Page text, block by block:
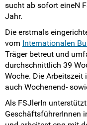
Sommercamps
Landesarbeitskreise
SV-Arbeit vor Ort
Du hast Recht(e)
Weitersurfen
sucht ab sofort eineN
Jahr.
Die erstmals
vom Internationalen
Träger betreut und
durchschnittlich 39
Woche. Die
auch Wochenend-
Als FSJlerIn
GeschäftsführerInnen